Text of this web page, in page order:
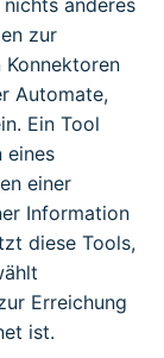
anderes
zur
Konnektoren
Automate,
Ein Tool
eines
einer
Information
diese Tools,
Erreichung
ist.